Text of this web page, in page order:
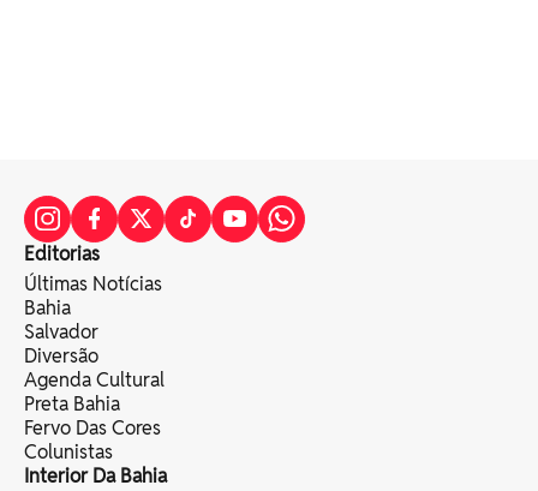
Editorias
Últimas Notícias
Bahia
Salvador
Diversão
Agenda Cultural
Preta Bahia
Fervo Das Cores
Colunistas
Interior Da Bahia